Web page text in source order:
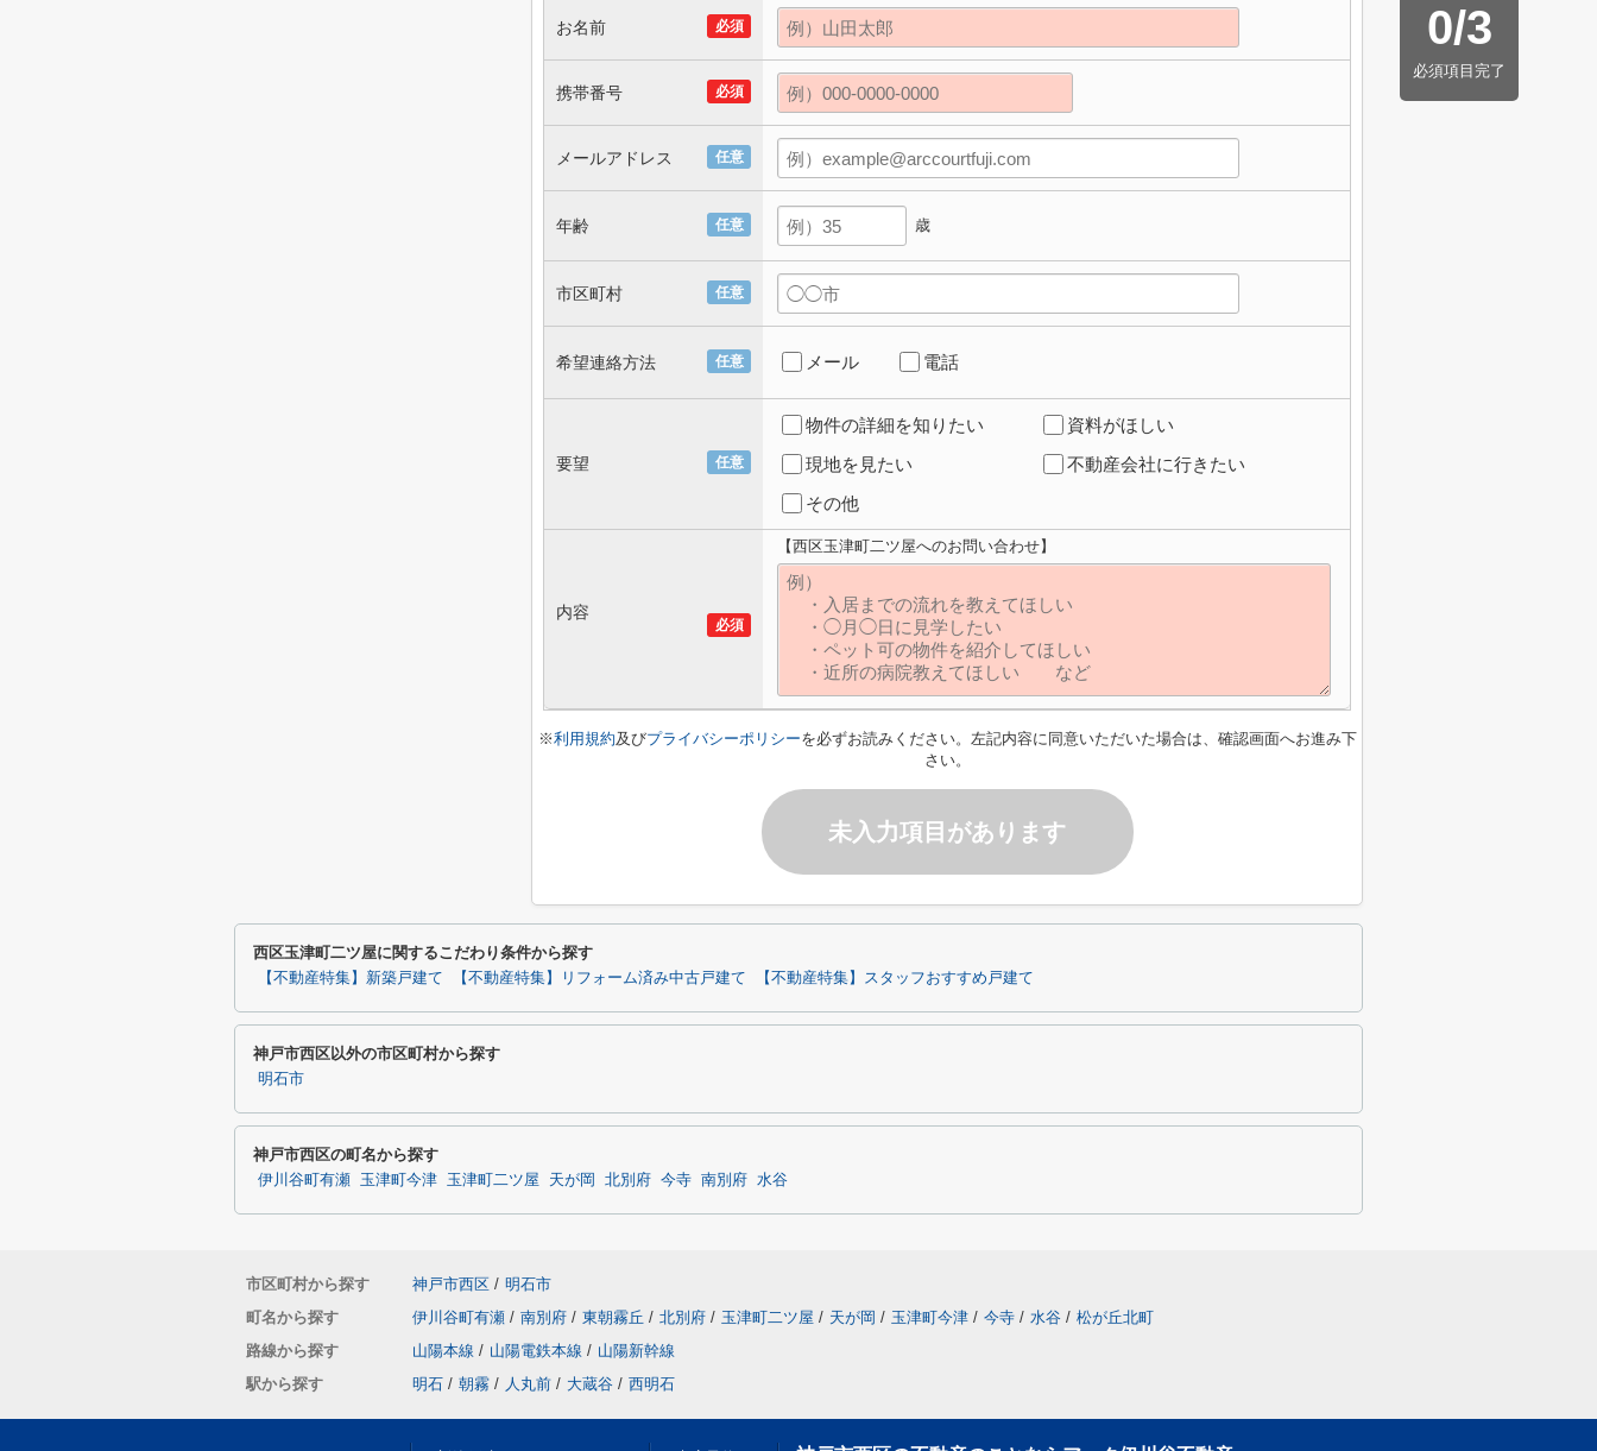
0/3
必須項目完了
必須
お名前
必須
携帯番号
任意
メールアドレス
任意
年齢 歳
任意
市区町村
任意
希望連絡方法 メール 電話
任意
要望
物件の詳細を知りたい
資料がほしい
現地を見たい
不動産会社に行きたい
その他
必須
内容
【西区玉津町二ツ屋へのお問い合わせ】
※利用規約及びプライバシーポリシーを必ずお読みください。左記内容に同意いただいた場合は、確認画面へお進み下
さい。
未入力項目があります
西区玉津町二ツ屋に関するこだわり条件から探す
【不動産特集】新築戸建て 【不動産特集】リフォーム済み中古戸建て 【不動産特集】スタッフおすすめ戸建て
神戸市西区以外の市区町村から探す
明石市
神戸市西区の町名から探す
伊川谷町有瀬 玉津町今津 玉津町二ツ屋 天が岡 北別府 今寺 南別府 水谷
市区町村から探す 神戸市西区 / 明石市
町名から探す
伊川谷町有瀬 / 南別府 / 東朝霧丘 / 北別府 / 玉津町二ツ屋 / 天が岡 / 玉津町今津 / 今寺 / 水谷 / 松が丘北町
路線から探す
山陽本線 / 山陽電鉄本線 / 山陽新幹線
駅から探す
明石 / 朝霧 / 人丸前 / 大蔵谷 / 西明石